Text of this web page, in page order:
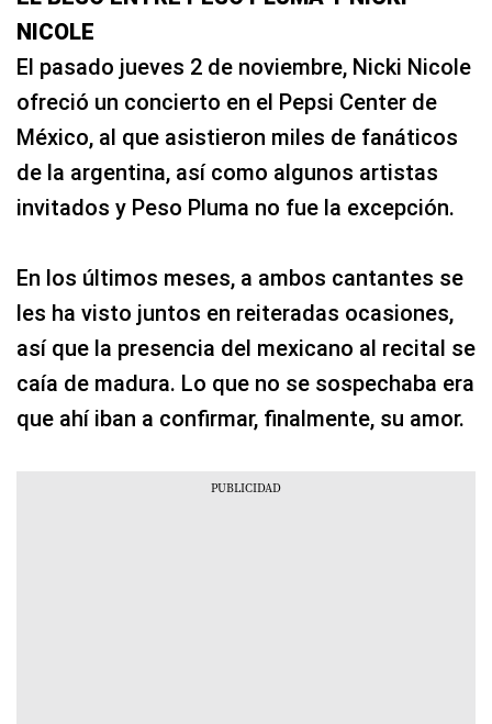
NICOLE
El pasado jueves 2 de noviembre, Nicki Nicole
ofreció un concierto en el Pepsi Center de
México, al que asistieron miles de fanáticos
de la argentina, así como algunos artistas
invitados y Peso Pluma no fue la excepción.
En los últimos meses, a ambos cantantes se
les ha visto juntos en reiteradas ocasiones,
así que la presencia del mexicano al recital se
caía de madura. Lo que no se sospechaba era
que ahí iban a confirmar, finalmente, su amor.